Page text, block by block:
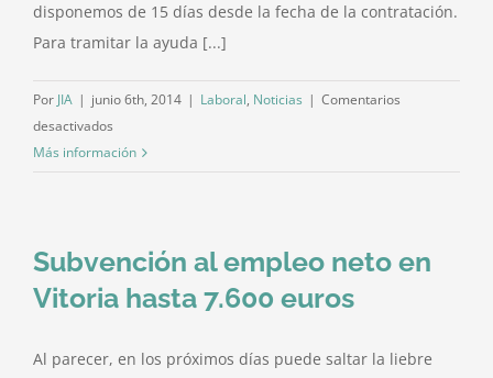
disponemos de 15 días desde la fecha de la contratación.
Para tramitar la ayuda [...]
Por JIA | junio 6th, 2014 | Laboral, Noticias | Comentarios
desactivados
EXTRA:
plazo
las
a
Más información
Subvención al empleo neto en
Vitoria hasta 7.600 euros
Al parecer, en los próximos días puede saltar la liebre